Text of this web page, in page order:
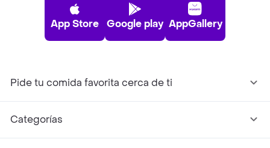
App Store Google play AppGallery
Pide tu comida favorita cerca de ti
Categorías